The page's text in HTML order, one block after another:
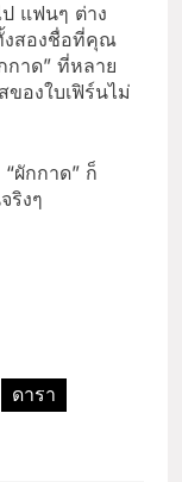
แฟนๆ ต่าง
งสองชื่อที่คุณ
กาด” ที่หลาย
องใบเฟิร์นไม่
ผักกาด” ก็
ริงๆ
ดารา